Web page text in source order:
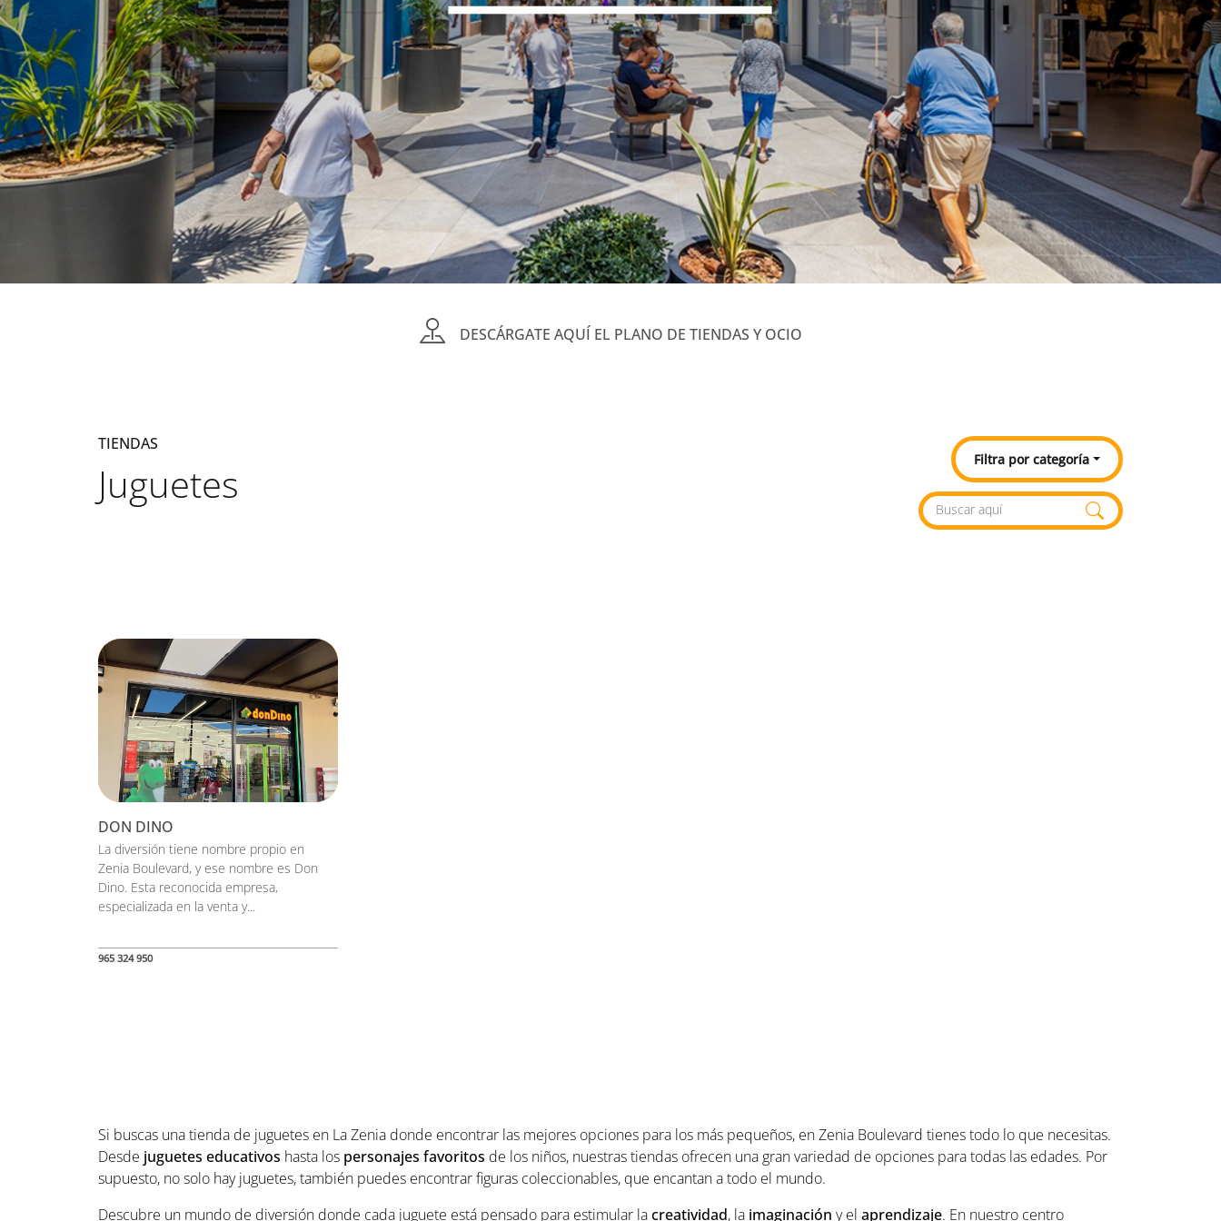
DESCÁRGATE AQUÍ EL PLANO DE TIENDAS Y OCIO
TIENDAS
Juguetes Filtra por categoría
Listado de locales
DON DINO
La diversión tiene nombre propio en
Zenia Boulevard, y ese nombre es Don
Dino. Esta reconocida empresa,
especializada en la venta y...
965 324 950
Si buscas una tienda de juguetes en La Zenia donde encontrar las mejores opciones para los más pequeños, en Zenia Boulevard tienes todo lo que necesitas.
Desde juguetes educativos hasta los personajes favoritos de los niños, nuestras tiendas ofrecen una gran variedad de opciones para todas las edades. Por
supuesto, no solo hay juguetes, también puedes encontrar figuras coleccionables, que encantan a todo el mundo.
Descubre un mundo de diversión donde cada juguete está pensado para estimular lacreatividad, la imaginación y el aprendizaje. En nuestro centro